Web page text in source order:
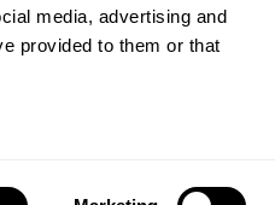
media, advertising and
provided to them or that
Обучение Кабели